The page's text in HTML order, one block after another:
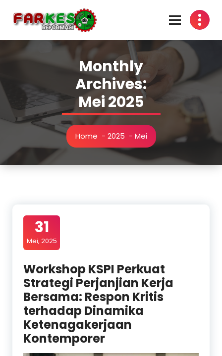
content
Monthly
Archives:
Mei 2025
Home - 2025 - Mei
31
Mei, 2025
Workshop KSPI Perkuat
Strategi Perjanjian Kerja
Bersama: Respon Kritis
terhadap Dinamika
Ketenagakerjaan
Kontemporer